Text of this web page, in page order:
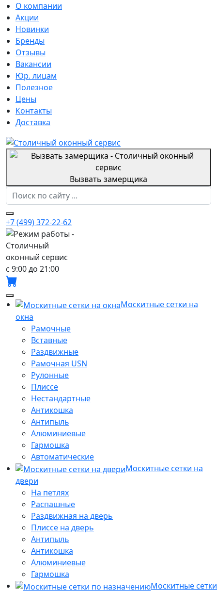
О компании
Акции
Новинки
Бренды
Отзывы
Вакансии
Юр. лицам
Полезное
Цены
Контакты
Доставка
Вызвать замерщика
+7 (499) 372-22-62
с 9:00 до 21:00
Москитные сетки на
окна
Рамочные
Вставные
Раздвижные
Рамочная USN
Рулонные
Плиссе
Нестандартные
Антикошка
Антипыль
Алюминиевые
Гармошка
Автоматические
Москитные сетки на
двери
На петлях
Распашные
Раздвижная на дверь
Плиссе на дверь
Антипыль
Антикошка
Алюминиевые
Гармошка
Москитные сетки